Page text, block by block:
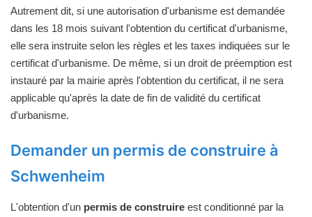
Autrement dit, si une autorisation d'urbanisme est demandée
dans les 18 mois suivant l'obtention du certificat d'urbanisme,
elle sera instruite selon les règles et les taxes indiquées sur le
certificat d'urbanisme. De même, si un droit de préemption est
instauré par la mairie après l'obtention du certificat, il ne sera
applicable qu'après la date de fin de validité du certificat
d'urbanisme.
Demander un permis de construire à
Schwenheim
L'obtention d'un permis de construire est conditionné par la